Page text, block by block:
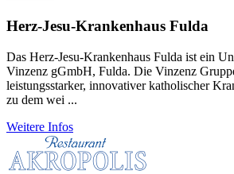
Herz-Jesu-Krankenhaus Fulda
Das Herz-Jesu-Krankenhaus Fulda ist ein
Vinzenz gGmbH, Fulda. Die Vinzenz
leistungsstarker, innovativer katholischer
zu dem wei ...
Weitere Infos